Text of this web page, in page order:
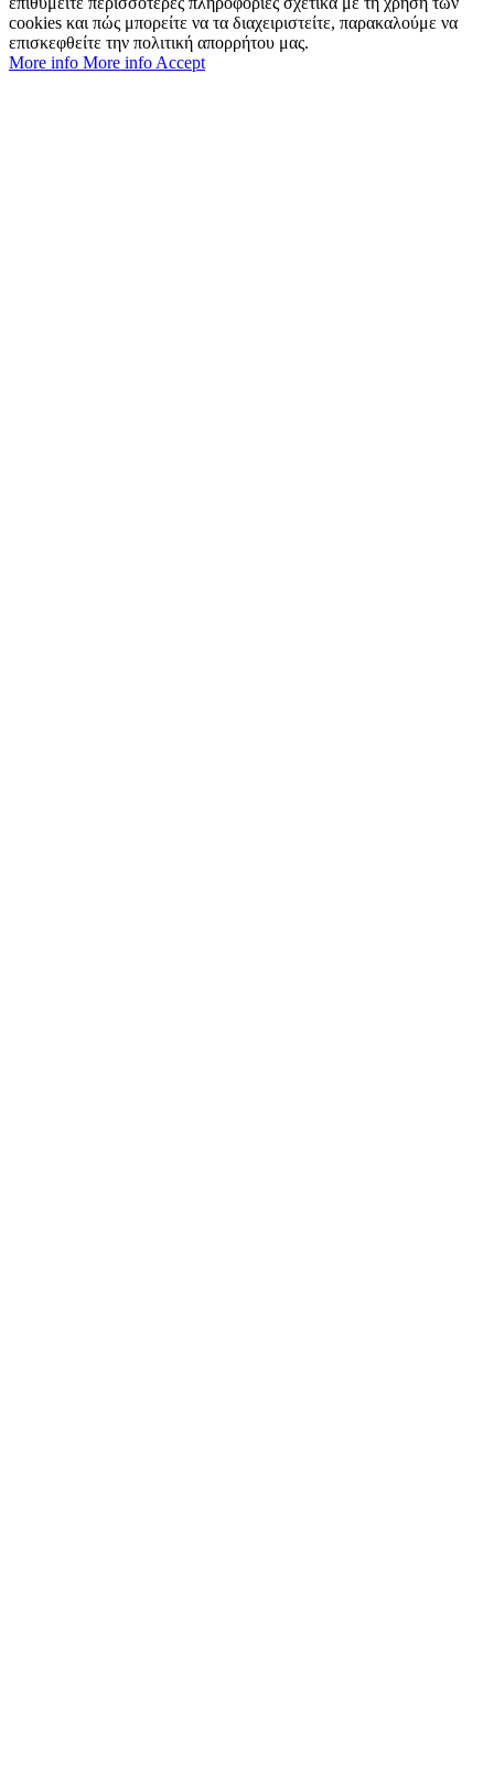
cookies και πώς μπορείτε να τα διαχειριστείτε, παρακαλούμε να
επισκεφθείτε την πολιτική απορρήτου μας.
More info More info Accept